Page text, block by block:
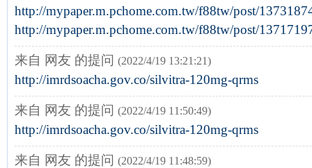
http://mypaper.m.pchome.com.tw/f88tw/post/
http://mypaper.m.pchome.com.tw/f88tw/post/
来自 网友 的提问 (2022/4/19 13:21:21)
http://imrdsoacha.gov.co/silvitra-120mg-qrms
来自 网友 的提问 (2022/4/19 11:50:49)
http://imrdsoacha.gov.co/silvitra-120mg-qrms
来自 网友 的提问 (2022/4/19 11:48:59)